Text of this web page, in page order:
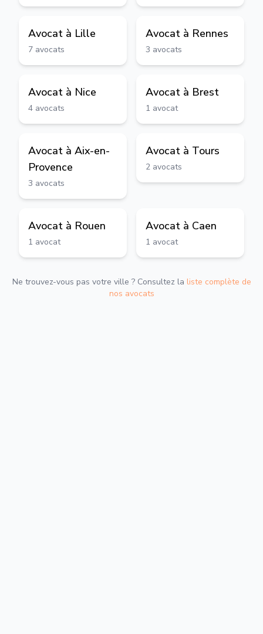
Avocat à Lille
7 avocats
Avocat à Rennes
3 avocats
Avocat à Nice
4 avocats
Avocat à Brest
1 avocat
Avocat à Aix-en-
Provence
3 avocats
Avocat à Tours
2 avocats
Avocat à Rouen
1 avocat
Avocat à Caen
1 avocat
Ne trouvez-vous pas votre ville ? Consultez la liste complète de
nos avocats